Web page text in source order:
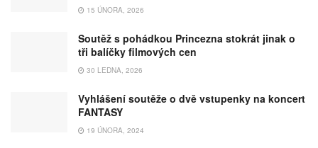
15 ÚNORA, 2026
Soutěž s pohádkou Princezna stokrát jinak o
tři balíčky filmových cen
30 LEDNA, 2026
Vyhlášení soutěže o dvě vstupenky na koncert
FANTASY
19 ÚNORA, 2024